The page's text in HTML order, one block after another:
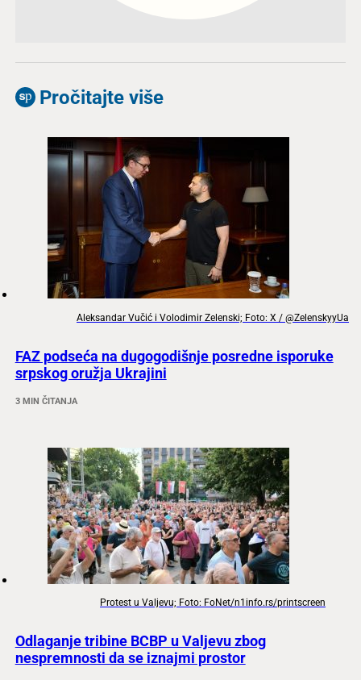
Pročitajte više
Aleksandar Vučić i Volodimir Zelenski; Foto: X / @ZelenskyyUa
FAZ podseća na dugogodišnje posredne isporuke
srpskog oružja Ukrajini
3 MIN ČITANJA
Protest u Valjevu; Foto: FoNet/n1info.rs/printscreen
Odlaganje tribine BCBP u Valjevu zbog
nespremnosti da se iznajmi prostor